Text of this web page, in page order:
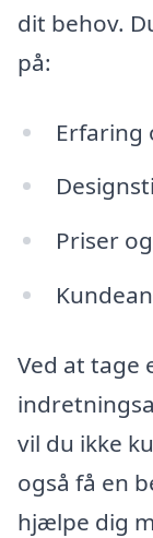
dit behov.
på:
Erfaring
Priser
Ved at tage
vil du ikke
også få en
hjælpe dig